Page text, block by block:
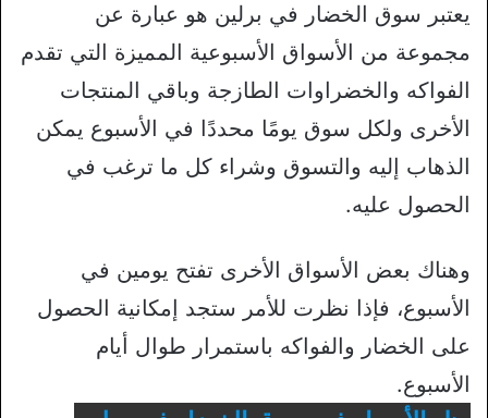
يعتبر سوق الخضار في برلين هو عبارة عن
مجموعة من الأسواق الأسبوعية المميزة التي تقدم
الفواكه والخضراوات الطازجة وباقي المنتجات
الأخرى ولكل سوق يومًا محددًا في الأسبوع يمكن
الذهاب إليه والتسوق وشراء كل ما ترغب في
الحصول عليه.
وهناك بعض الأسواق الأخرى تفتح يومين في
الأسبوع، فإذا نظرت للأمر ستجد إمكانية الحصول
على الخضار والفواكه باستمرار طوال أيام
الأسبوع.